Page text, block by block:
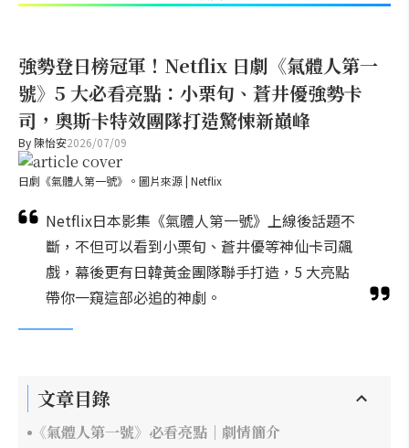
強勢登日榜冠軍！Netflix 日劇《氣體人第一
號》5 大必看亮點：小栗旬、蒼井優強勢卡
司，奧斯卡特效團隊打造驚悚新巔峰
By 陳怡安2026/07/09
日劇《氣體人第一號》。圖片來源 | Netflix
Netflix日本影集《氣體人第一號》上線後話題不
斷，不但可以看到小栗旬、蒼井優等神仙卡司飆
戲，幕後更有日韓黃金團隊聯手打造，5 大亮點
帶你一窺這部必追的神劇。
文章目錄
《氣體人第一號》必看亮點｜劇情簡介